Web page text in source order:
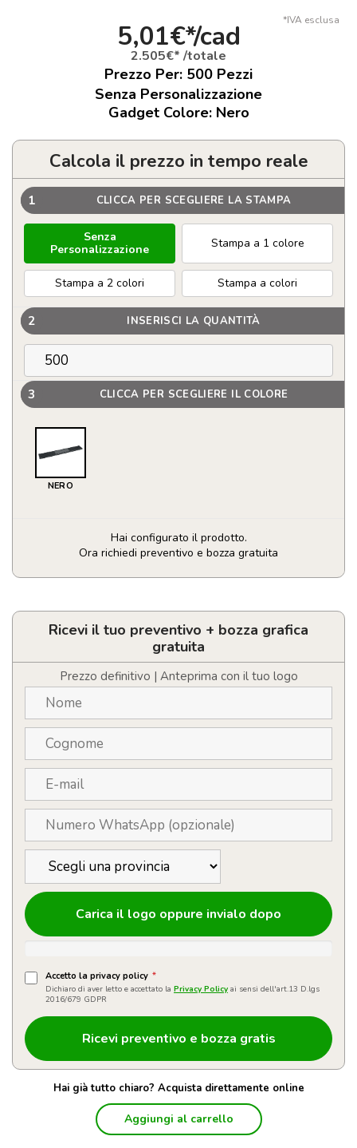
*IVA esclusa
5,01€*/cad
2.505€* /totale
Prezzo Per: 500 Pezzi
Senza Personalizzazione
Gadget Colore: Nero
Calcola il prezzo in tempo reale
1 CLICCA PER SCEGLIERE LA STAMPA
Senza
Personalizzazione
Stampa a 1 colore
Stampa a 2 colori Stampa a colori
2 INSERISCI LA QUANTITÀ
3 CLICCA PER SCEGLIERE IL COLORE
NERO
Hai configurato il prodotto.
Ora richiedi preventivo e bozza gratuita
Tappetino
per
Ricevi il tuo preventivo + bozza grafica
gratuita
Prezzo definitivo | Anteprima con il tuo logo
Carica il logo oppure invialo dopo
Accetto la privacy policy *
Dichiaro di aver letto e accettato la Privacy Policy ai sensi dell'art.13 D.lgs
2016/679 GDPR
Hai già tutto chiaro? Acquista direttamente online
Aggiungi al carrello